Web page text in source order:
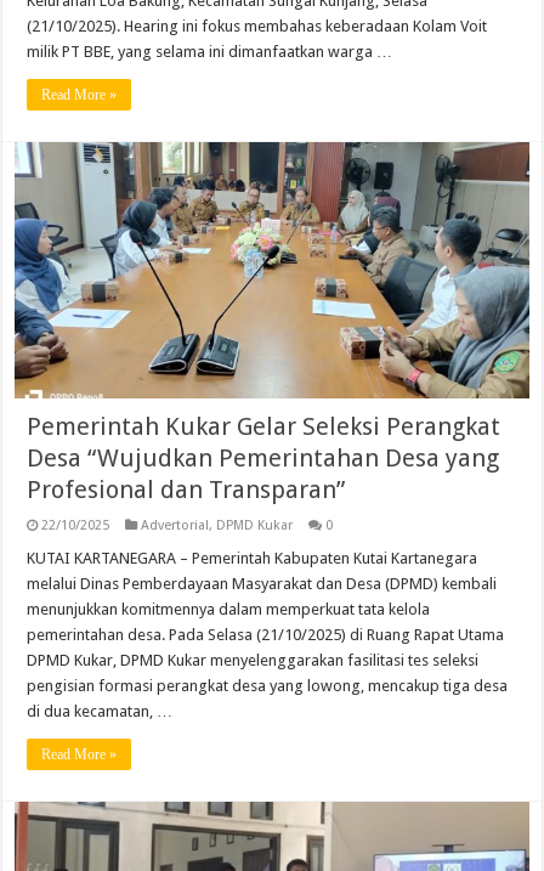
(21/10/2025). Hearing ini fokus membahas keberadaan Kolam Voit
milik PT BBE, yang selama ini dimanfaatkan warga …
Read More »
Pemerintah Kukar Gelar Seleksi Perangkat
Desa “Wujudkan Pemerintahan Desa yang
Profesional dan Transparan”
22/10/2025 Advertorial, DPMD Kukar 0
KUTAI KARTANEGARA – Pemerintah Kabupaten Kutai Kartanegara
melalui Dinas Pemberdayaan Masyarakat dan Desa (DPMD) kembali
menunjukkan komitmennya dalam memperkuat tata kelola
pemerintahan desa. Pada Selasa (21/10/2025) di Ruang Rapat Utama
DPMD Kukar, DPMD Kukar menyelenggarakan fasilitasi tes seleksi
pengisian formasi perangkat desa yang lowong, mencakup tiga desa
di dua kecamatan, …
Read More »